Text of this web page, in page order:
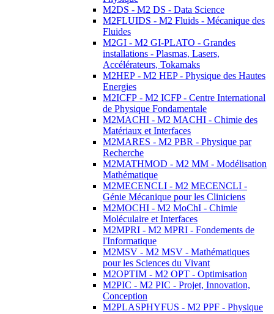
M2DS - M2 DS - Data Science
M2FLUIDS - M2 Fluids - Mécanique des
Fluides
M2GI - M2 GI-PLATO - Grandes
installations - Plasmas, Lasers,
Accélérateurs, Tokamaks
M2HEP - M2 HEP - Physique des Hautes
Energies
M2ICFP - M2 ICFP - Centre International
de Physique Fondamentale
M2MACHI - M2 MACHI - Chimie des
Matériaux et Interfaces
M2MARES - M2 PBR - Physique par
Recherche
M2MATHMOD - M2 MM - Modélisation
Mathématique
M2MECENCLI - M2 MECENCLI -
Génie Mécanique pour les Cliniciens
M2MOCHI - M2 MoChI - Chimie
Moléculaire et Interfaces
M2MPRI - M2 MPRI - Fondements de
l'Informatique
M2MSV - M2 MSV - Mathématiques
pour les Sciences du Vivant
M2OPTIM - M2 OPT - Optimisation
M2PIC - M2 PIC - Projet, Innovation,
Conception
M2PLASPHYFUS - M2 PPF - Physique